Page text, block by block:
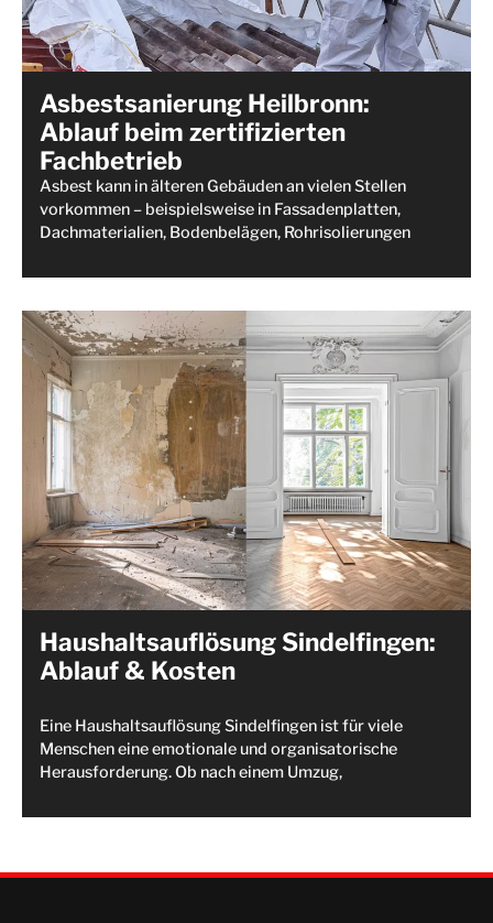
Asbestsanierung Heilbronn:
Ablauf beim zertifizierten
Fachbetrieb
Asbest kann in älteren Gebäuden an vielen Stellen
vorkommen – beispielsweise in Fassadenplatten,
Dachmaterialien, Bodenbelägen, Rohrisolierungen
Haushaltsauflösung Sindelfingen:
Ablauf & Kosten
Eine Haushaltsauflösung Sindelfingen ist für viele
Menschen eine emotionale und organisatorische
Herausforderung. Ob nach einem Umzug,